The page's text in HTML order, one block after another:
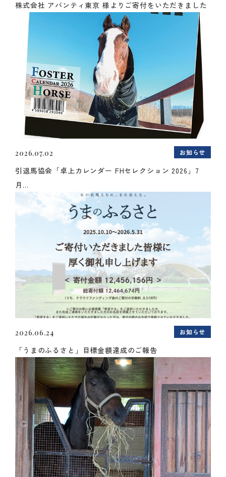
株式会社 アバンティ東京 様よりご寄付をいただきました
2026.07.02 お知らせ
引退馬協会「卓上カレンダー FHセレクション 2026」7
月...
2026.06.24 お知らせ
「うまのふるさと」目標金額達成のご報告